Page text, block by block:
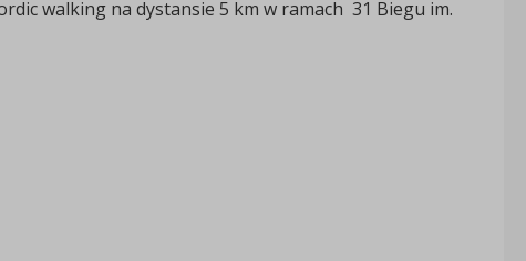
walking na dystansie 5 km w ramach 31 Biegu im.